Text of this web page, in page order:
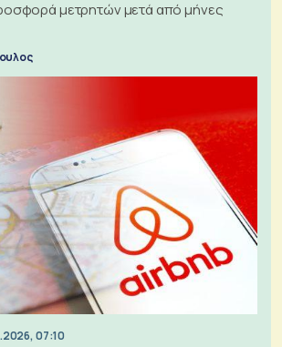
μετρητών μετά από μήνες
07:10